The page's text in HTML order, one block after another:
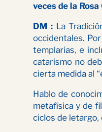
veces de la
DM :La
occidentales.
templarias, e
catarismo no
cierta medida al
Hablo de
metafísica y de
ciclos de letargo,